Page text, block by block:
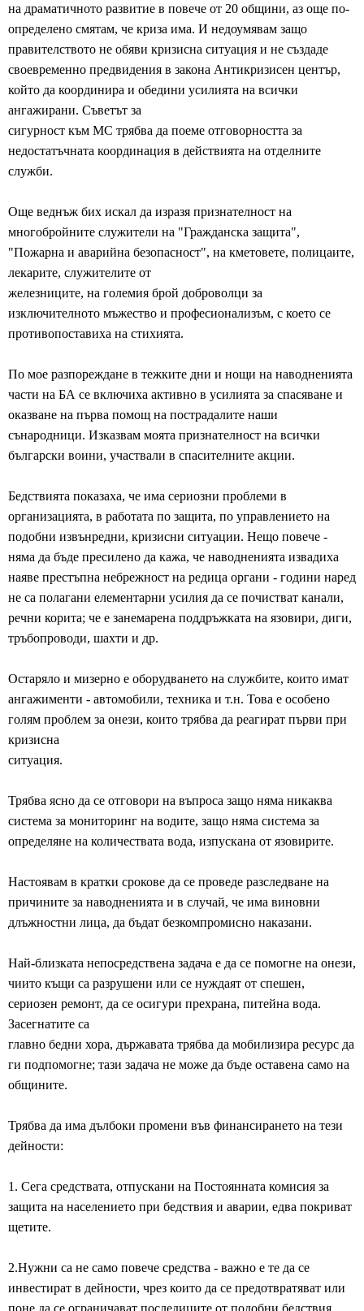
на драматичното развитие в повече от 20 общини, аз още по-
определено смятам, че криза има. И недоумявам защо
правителството не обяви кризисна ситуация и не създаде
своевременно предвидения в закона Антикризисен център,
който да координира и обедини усилията на всички
ангажирани. Съветът за
сигурност към МС трябва да поеме отговорността за
недостатъчната координация в действията на отделните
служби.
Още веднъж бих искал да изразя признателност на
многобройните служители на "Гражданска защита",
"Пожарна и аварийна безопасност", на кметовете, полицаите,
лекарите, служителите от
железниците, на големия брой доброволци за
изключителното мъжество и професионализъм, с което се
противопоставиха на стихията.
По мое разпореждане в тежките дни и нощи на наводненията
части на БА се включиха активно в усилията за спасяване и
оказване на първа помощ на пострадалите наши
сънародници. Изказвам моята признателност на всички
български воини, участвали в спасителните акции.
Бедствията показаха, че има сериозни проблеми в
организацията, в работата по защита, по управлението на
подобни извънредни, кризисни ситуации. Нещо повече -
няма да бъде пресилено да кажа, че наводненията извадиха
наяве престъпна небрежност на редица органи - години наред
не са полагани елементарни усилия да се почистват канали,
речни корита; че е занемарена поддръжката на язовири, диги,
тръбопроводи, шахти и др.
Остаряло и мизерно е оборудването на службите, които имат
ангажименти - автомобили, техника и т.н. Това е особено
голям проблем за онези, които трябва да реагират първи при
кризисна
ситуация.
Трябва ясно да се отговори на въпроса защо няма никаква
система за мониторинг на водите, защо няма система за
определяне на количествата вода, изпускана от язовирите.
Настоявам в кратки срокове да се проведе разследване на
причините за наводненията и в случай, че има виновни
длъжностни лица, да бъдат безкомпромисно наказани.
Най-близката непосредствена задача е да се помогне на онези,
чиито къщи са разрушени или се нуждаят от спешен,
сериозен ремонт, да се осигури прехрана, питейна вода.
Засегнатите са
главно бедни хора, държавата трябва да мобилизира ресурс да
ги подпомогне; тази задача не може да бъде оставена само на
общините.
Трябва да има дълбоки промени във финансирането на тези
дейности:
1. Сега средствата, отпускани на Постоянната комисия за
защита на населението при бедствия и аварии, едва покриват
щетите.
2.Нужни са не само повече средства - важно е те да се
инвестират в дейности, чрез които да се предотвратяват или
поне да се ограничават последиците от подобни бедствия.